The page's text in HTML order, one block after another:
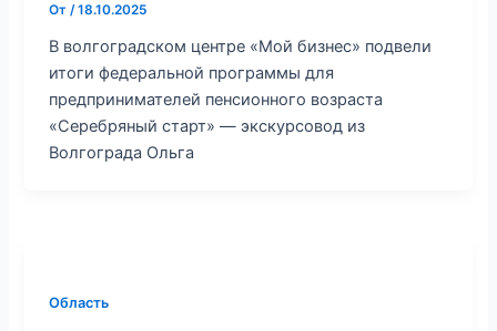
От /18.10.2025
В волгоградском центре «Мой бизнес» подвели
итоги федеральной программы для
предпринимателей пенсионного возраста
«Серебряный старт» — экскурсовод из
Волгограда Ольга
Область